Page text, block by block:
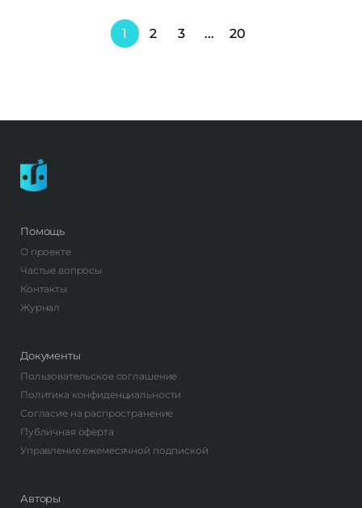
1 2 3 ... 20
Помощь
О проекте
Частые вопросы
Контакты
Журнал
Документы
Пользовательское соглашение
Политика конфиденциальности
Согласие на распространение
Публичная оферта
Управление ежемесячной подпиской
Авторы